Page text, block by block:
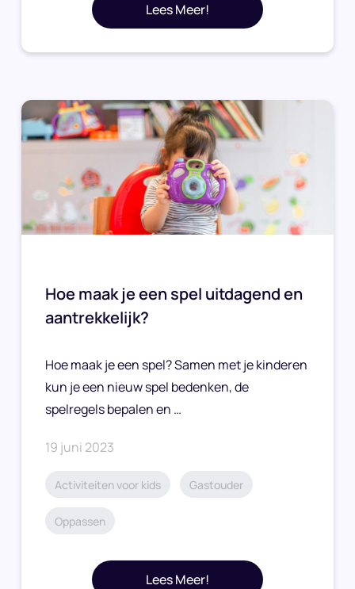
Lees Meer!
Hoe maak je een spel uitdagend en
aantrekkelijk?
Hoe maak je een spel? Samen met je kinderen
kun je een nieuw spel bedenken, de
spelregels bepalen en …
19 juni 2023
Activiteiten voor kids Gastouder
Oppassen
Lees Meer!